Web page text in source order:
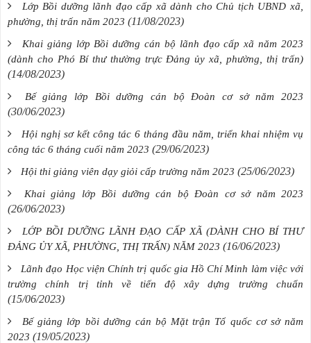
Lớp Bồi dưỡng lãnh đạo cấp xã dành cho Chủ tịch UBND xã,
phường, thị trấn năm 2023 (11/08/2023)
Khai giảng lớp Bồi dưỡng cán bộ lãnh đạo cấp xã năm 2023
(dành cho Phó Bí thư thường trực Đảng ủy xã, phường, thị trấn)
(14/08/2023)
Bế giảng lớp Bồi dưỡng cán bộ Đoàn cơ sở năm 2023
(30/06/2023)
Hội nghị sơ kết công tác 6 tháng đầu năm, triển khai nhiệm vụ
công tác 6 tháng cuối năm 2023 (29/06/2023)
Hội thi giảng viên dạy giỏi cấp trường năm 2023 (25/06/2023)
Khai giảng lớp Bồi dưỡng cán bộ Đoàn cơ sở năm 2023
(26/06/2023)
LỚP BỒI DƯỠNG LÃNH ĐẠO CẤP XÃ (DÀNH CHO BÍ THƯ
ĐẢNG ỦY XÃ, PHƯỜNG, THỊ TRẤN) NĂM 2023 (16/06/2023)
Lãnh đạo Học viện Chính trị quốc gia Hồ Chí Minh làm việc với
trường chính trị tỉnh về tiến độ xây dựng trường chuẩn
(15/06/2023)
Bế giảng lớp bồi dưỡng cán bộ Mặt trận Tổ quốc cơ sở năm
2023 (19/05/2023)